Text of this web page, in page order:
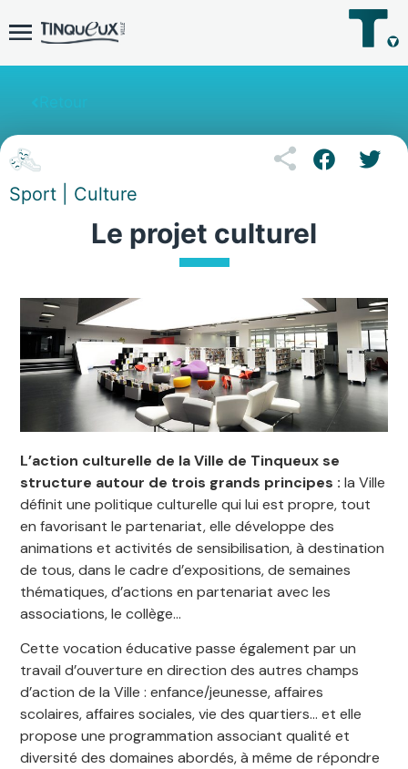
Sport | Culture
Le projet culturel
L’action culturelle de la Ville de Tinqueux se
structure autour de trois grands principes : la Ville
définit une politique culturelle qui lui est propre, tout
en favorisant le partenariat, elle développe des
animations et activités de sensibilisation, à destination
de tous, dans le cadre d’expositions, de semaines
thématiques, d’actions en partenariat avec les
associations, le collège…
Cette vocation éducative passe également par un
travail d’ouverture en direction des autres champs
d’action de la Ville : enfance/jeunesse, affaires
scolaires, affaires sociales, vie des quartiers… et elle
propose une programmation associant qualité et
diversité des domaines abordés, à même de répondre